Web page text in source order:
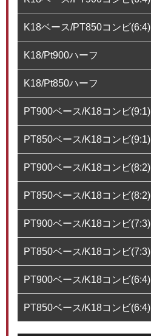
K18ベース/PT850コンビ(6:4)
K18/Pt900ハーフ
K18/Pt850ハーフ
PT900ベース/K18コンビ(9:1)
PT850ベース/K18コンビ(9:1)
PT900ベース/K18コンビ(8:2)
PT850ベース/K18コンビ(8:2)
PT900ベース/K18コンビ(7:3)
PT850ベース/K18コンビ(7:3)
PT900ベース/K18コンビ(6:4)
PT850ベース/K18コンビ(6:4)